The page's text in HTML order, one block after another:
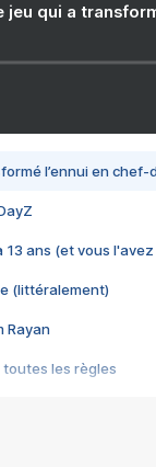
jeu qui a
l’ennui en chef-
13 ans (et vous
(littéralement)
Rayan
toutes les règles